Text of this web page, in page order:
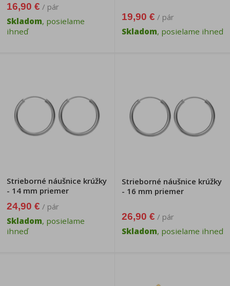
16,90 € / pár
Skladom, posielame
ihneď
19,90 € / pár
Skladom, posielame ihneď
Strieborné náušnice krúžky
- 14 mm priemer
24,90 € / pár
Skladom, posielame
ihneď
Strieborné náušnice krúžky
- 16 mm priemer
26,90 € / pár
Skladom, posielame ihneď